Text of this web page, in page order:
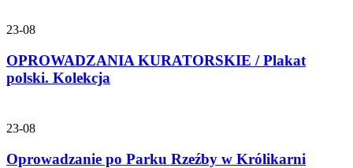
23-08
OPROWADZANIA KURATORSKIE / Plakat
polski. Kolekcja
23-08
Oprowadzanie po Parku Rzeźby w Królikarni